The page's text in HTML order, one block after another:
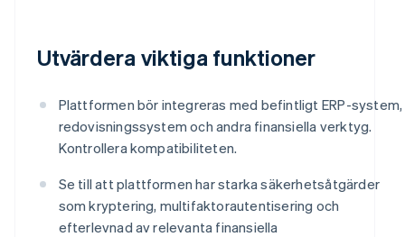
Utvärdera viktiga funktioner
Plattformen bör integreras med befintligt ERP-system,
redovisningssystem och andra finansiella verktyg.
Kontrollera kompatibiliteten.
Se till att plattformen har starka säkerhetsåtgärder
som kryptering, multifaktorautentisering och
efterlevnad av relevanta finansiella